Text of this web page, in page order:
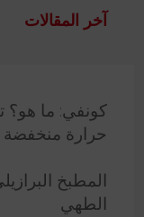
آخر المقالات
كونفي: ما هو؟
حرارة منخفضة
المطبخ
الطهي